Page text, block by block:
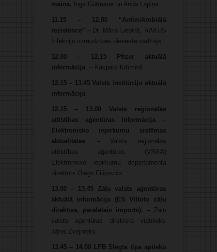
maiņa.
Inga Gūtmane un Anda Lapiņa
11.15 – 12.00 “Antimikrobiālā
rezistence” – Dr. Māris Liepiņš, RAKUS
Infekciju uzraudzības dienesta vadītājs
12.00 – 12.15 Pfizer aktuālā
informācija. – Kaspars Krūmiņš
12.15 – 13.45 Valsts institūciju aktuālā
informācija
12.15 – 13.00 Valsts reģionālās
attīstības aģentūras
informācija –
Elektronisko iepirkumu sistēmas
aktualitātes. – Valsts reģionālās
attīstības aģentūras (VRAA)
Elektronisko iepirkumu departamenta
direktors Oļegs Fiļipovičs
13.00 – 13.45 Zāļu valsts aģentūras
aktuālā informācija (ES Viltoto zāļu
direktīva, paralēlais imports). – Zāļu
valsts aģentūras direktora vietnieks
Jānis Zvejnieks
13.45 – 14.00 LFB Slēgta tipa aptieku